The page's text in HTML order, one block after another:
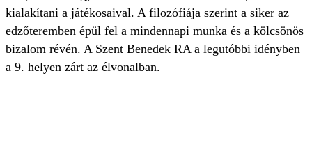
kialakítani a játékosaival. A filozófiája szerint a siker az
edzőteremben épül fel a mindennapi munka és a kölcsönös
bizalom révén. A Szent Benedek RA a legutóbbi idényben
a 9. helyen zárt az élvonalban.